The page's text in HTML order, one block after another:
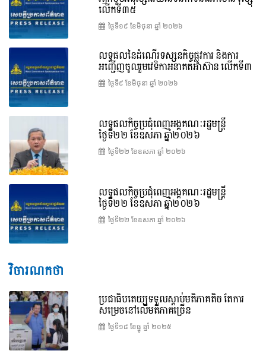
លើកទី៣៥
ថ្ងៃទី១៩ ខែ​មិថុនា ឆ្នាំ ២០២៦
លទ្ធផលនៃដំណើរទស្សនកិច្ចផ្លូវការ និងការ
អញ្ជើញចូលរួមវេទិកាអនាគតអាស៊ាន លើកទី៣
ថ្ងៃទី៩ ខែ​មិថុនា ឆ្នាំ ២០២៦
លទ្ធផលកិច្ចប្រជុំពេញអង្គគណៈរដ្ឋមន្ត្រី
ថ្ងៃទី២២ ខែឧសភា ឆ្នាំ២០២៦
ថ្ងៃទី២២ ខែ​ឧសភា ឆ្នាំ ២០២៦
លទ្ធផលកិច្ចប្រជុំពេញអង្គគណៈរដ្ឋមន្រ្តី
ថ្ងៃទី២២ ខែឧសភា ឆ្នាំ២០២៦
ថ្ងៃទី២២ ខែ​ឧសភា ឆ្នាំ ២០២៦
វិចារណកថា
ប្រជាធិបតេយ្យទទួលស្តាប់មតិភាគតិច តែការ
សម្រេចនៅលើមតិភាគច្រើន
ថ្ងៃទី១៨ ខែ​ធ្នូ ឆ្នាំ ២០២៥